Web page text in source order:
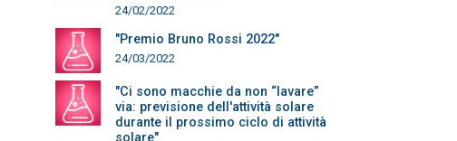
24/02/2022
"Premio Bruno Rossi 2022"
24/03/2022
"Ci sono macchie da non “lavare”
via: previsione dell'attività solare
durante il prossimo ciclo di attività
solare"